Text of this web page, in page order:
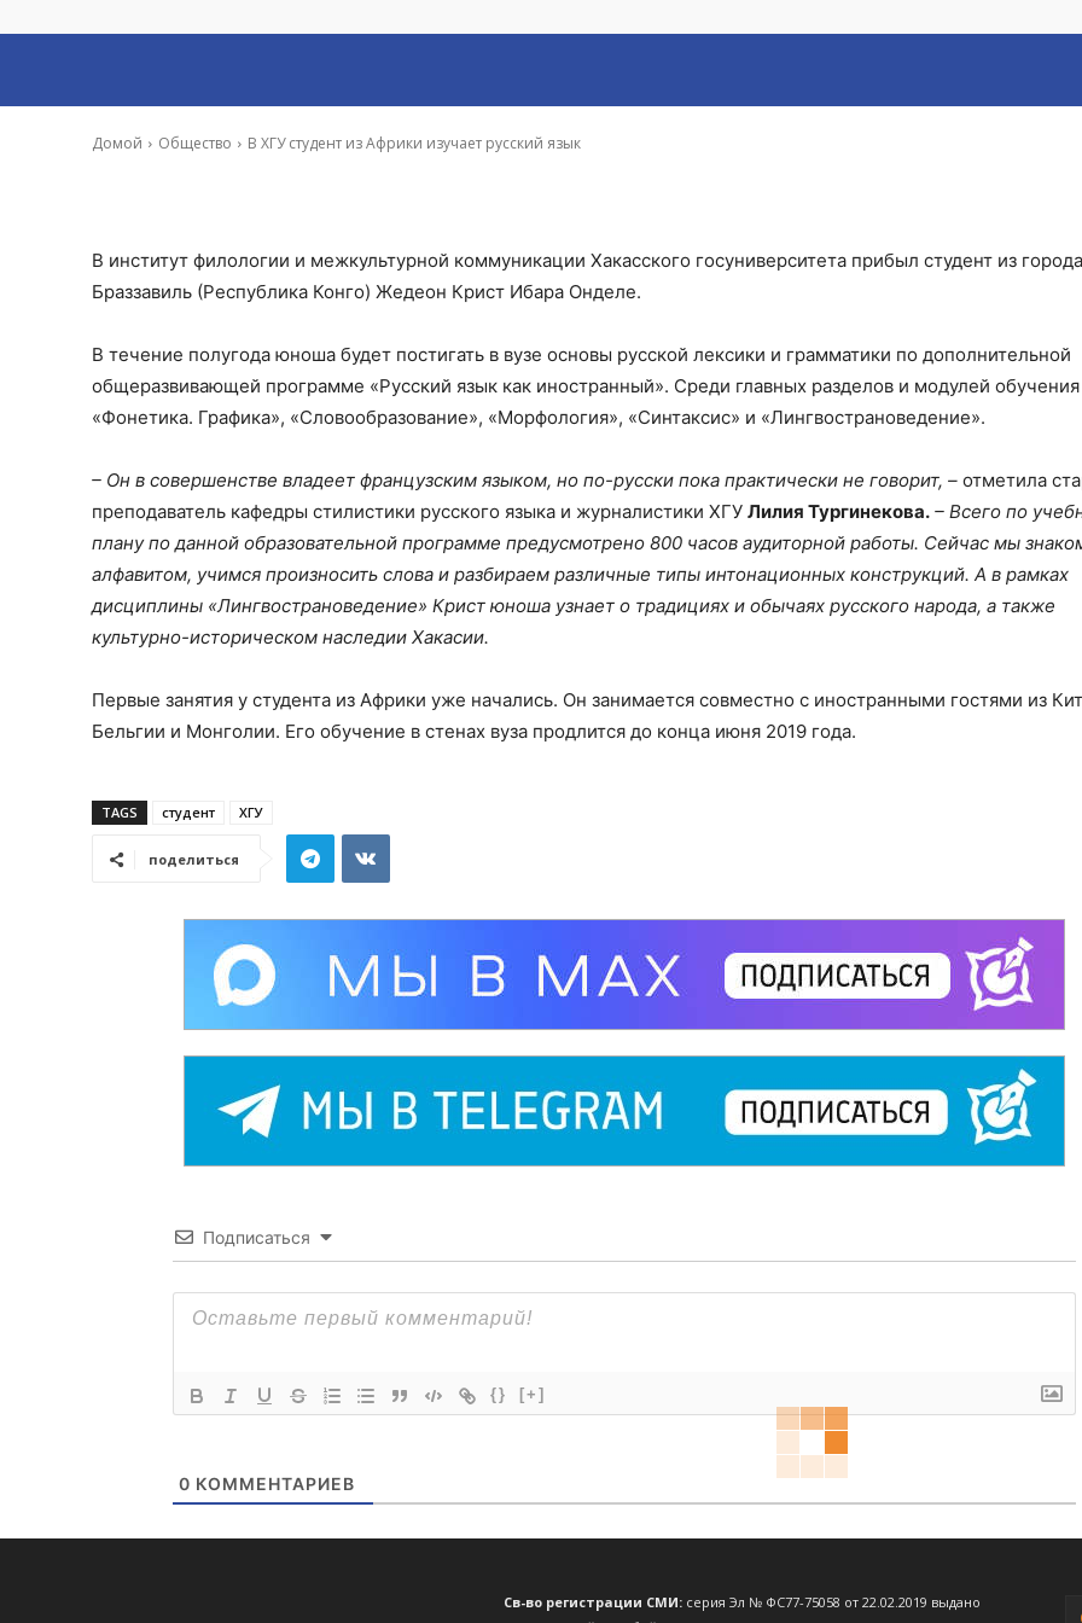
Домой Общество В ХГУ студент из Африки изучает русский язык
В ХГУ студент из Африки изучает
В институт филологии и межкультурной коммуникации Хакасского госуниверситета прибыл студент из города
Браззавиль (Республика Конго) Жедеон Крист Ибара Онделе.
В течение полугода юноша будет постигать в вузе основы русской лексики и грамматики по дополнительной
общеразвивающей программе «Русский язык как иностранный». Среди главных разделов и модулей обучения
«Фонетика. Графика», «Словообразование», «Морфология», «Синтаксис» и «Лингвострановедение».
– Он в совершенстве владеет французским языком, но по-русски пока практически не говорит, – отметила
преподаватель кафедры стилистики русского языка и журналистики ХГУ Лилия Тургинекова. – Всего по
плану по данной образовательной программе предусмотрено 800 часов аудиторной работы. Сейчас мы
алфавитом, учимся произносить слова и разбираем различные типы интонационных конструкций. А в рамках
дисциплины «Лингвострановедение» Крист юноша узнает о традициях и обычаях русского народа, а также
культурно-историческом наследии Хакасии.
Первые занятия у студента из Африки уже начались. Он занимается совместно с иностранными гостями из
Бельгии и Монголии. Его обучение в стенах вуза продлится до конца июня 2019 года.
TAGS студент ХГУ
поделиться
Подписаться
{} [+]
0 КОММЕНТАРИЕВ
Св-во регистрации СМИ: серия Эл № ФС77-75058 от 22.02.2019 выдано